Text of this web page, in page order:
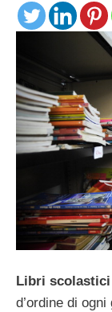
Libri
d’ordine di